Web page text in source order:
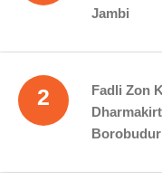
Jambi
2
Fadli Zon